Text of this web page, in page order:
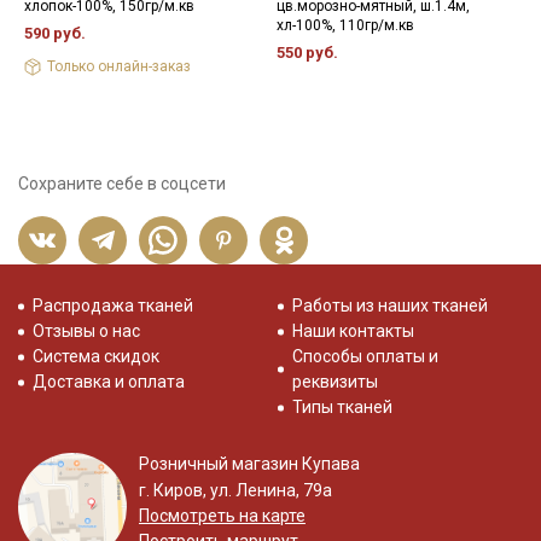
хлопок-100%, 150гр/м.кв
590 руб.
Только онлайн-заказ
цв.морозно-мятный, ш.1.4м,
хл-100%, 110гр/м.кв
550 руб.
Сохраните себе в соцсети
Распродажа тканей
Отзывы о нас
Система скидок
Доставка и оплата
Работы из наших тканей
Наши контакты
Способы оплаты и
реквизиты
Типы тканей
Розничный магазин Купава
г. Киров, ул. Ленина, 79а
Посмотреть на карте